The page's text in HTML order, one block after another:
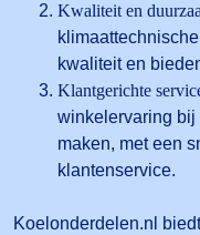
Kwaliteit en
kwaliteit en
Klantgerichte
winkelervaring bij
maken, met een
klantenservice.
Koelonderdelen.nl